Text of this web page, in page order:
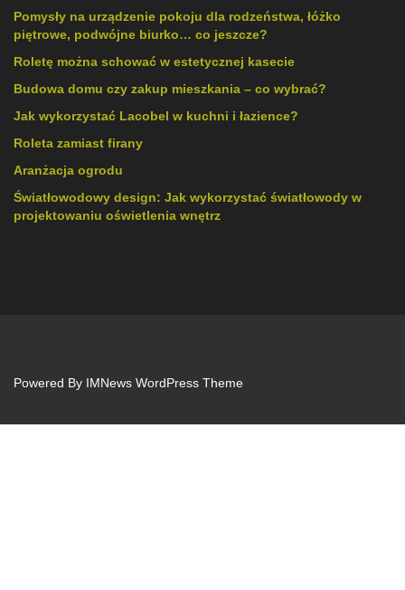
Pomysły na urządzenie pokoju dla rodzeństwa, łóżko
piętrowe, podwójne biurko… co jeszcze?
Roletę można schować w estetycznej kasecie
Budowa domu czy zakup mieszkania – co wybrać?
Jak wykorzystać Lacobel w kuchni i łazience?
Roleta zamiast firany
Aranżacja ogrodu
Światłowodowy design: Jak wykorzystać światłowody w
projektowaniu oświetlenia wnętrz
Powered By IMNews WordPress Theme